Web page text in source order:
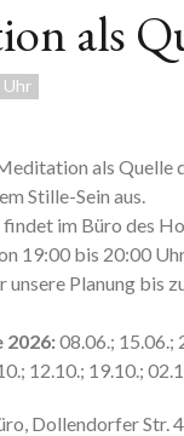
als
Uhr
als Quelle
Stille-Sein aus.
findet im Büro des
19:00 bis 20:00
unsere Planung bis
2026:08.06.; 15.06.;
12.10.; 19.10.;
Dollendorfer Str.